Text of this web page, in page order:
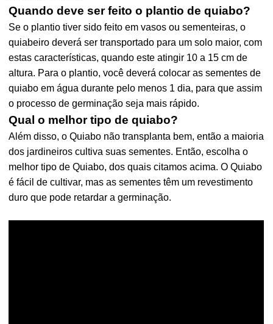
Quando deve ser feito o plantio de quiabo?
Se o plantio tiver sido feito em vasos ou sementeiras, o
quiabeiro deverá ser transportado para um solo maior, com
estas características, quando este atingir 10 a 15 cm de
altura. Para o plantio, você deverá colocar as sementes de
quiabo em água durante pelo menos 1 dia, para que assim
o processo de germinação seja mais rápido.
Qual o melhor tipo de quiabo?
Além disso, o Quiabo não transplanta bem, então a maioria
dos jardineiros cultiva suas sementes. Então, escolha o
melhor tipo de Quiabo, dos quais citamos acima. O Quiabo
é fácil de cultivar, mas as sementes têm um revestimento
duro que pode retardar a germinação.